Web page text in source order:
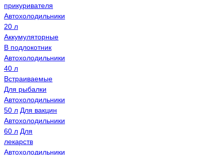
прикуривателя
Автохолодильники
20 л
Аккумуляторные
В подлокотник
Автохолодильники
40 л
Встраиваемые
Для рыбалки
Автохолодильники
50 л Для вакцин
Автохолодильники
60 л Для
лекарств
Автохолодильники